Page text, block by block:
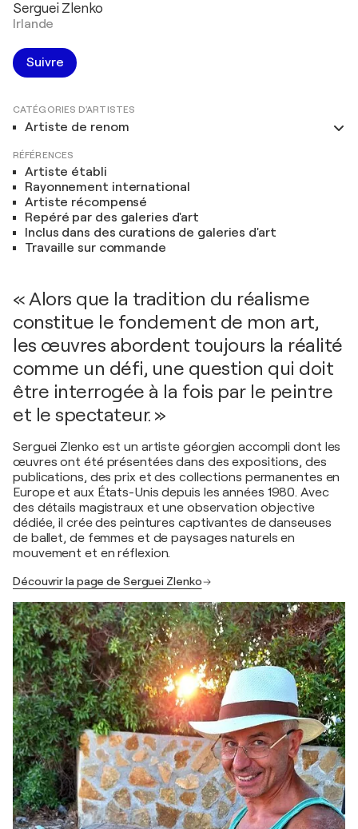
Serguei Zlenko
Irlande
Suivre
CATÉGORIES D'ARTISTES
Artiste de renom
RÉFÉRENCES
Artiste établi
Rayonnement international
Artiste récompensé
Repéré par des galeries d'art
Inclus dans des curations de galeries d'art
Travaille sur commande
« Alors que la tradition du réalisme
constitue le fondement de mon art,
les œuvres abordent toujours la réalité
comme un défi, une question qui doit
être interrogée à la fois par le peintre
et le spectateur. »
Serguei Zlenko est un artiste géorgien accompli dont les
œuvres ont été présentées dans des expositions, des
publications, des prix et des collections permanentes en
Europe et aux États-Unis depuis les années 1980. Avec
des détails magistraux et une observation objective
dédiée, il crée des peintures captivantes de danseuses
de ballet, de femmes et de paysages naturels en
mouvement et en réflexion.
Découvrir la page de Serguei Zlenko